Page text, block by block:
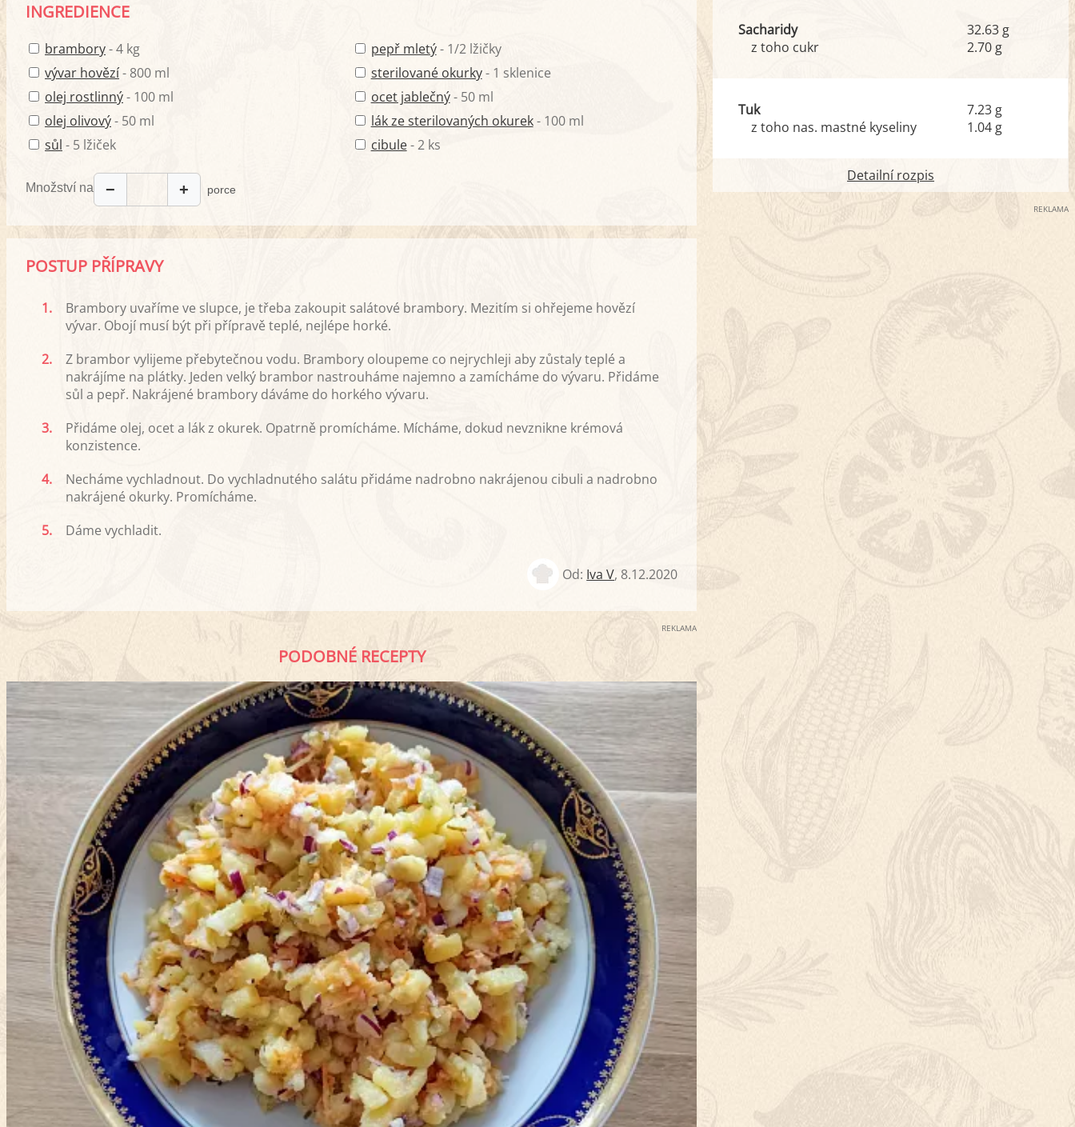
INGREDIENCE
brambory- 4 kg
vývar hovězí- 800 ml
olej rostlinný- 100 ml
olej olivový- 50 ml
sůl - 5 lžiček
pepř mletý- 1/2 lžičky
sterilované okurky- 1 sklenice
ocet jablečný- 50 ml
lák ze sterilovaných okurek- 100 ml
cibule- 2 ks
Množství na − + porce
POSTUP PŘÍPRAVY
1.
Brambory uvaříme ve slupce, je třeba zakoupit salátové brambory. Mezitím si ohřejeme hovězí
vývar. Obojí musí být při přípravě teplé, nejlépe horké.
2.
Z brambor vylijeme přebytečnou vodu. Brambory oloupeme co nejrychleji aby zůstaly teplé a
nakrájíme na plátky. Jeden velký brambor nastrouháme najemno a zamícháme do vývaru. Přidáme
sůl a pepř. Nakrájené brambory dáváme do horkého vývaru.
3.
Přidáme olej, ocet a lák z okurek. Opatrně promícháme. Mícháme, dokud nevznikne krémová
konzistence.
4.
Necháme vychladnout. Do vychladnutého salátu přidáme nadrobno nakrájenou cibuli a nadrobno
nakrájené okurky. Promícháme.
5.
Dáme vychladit.
Od: Iva V,8.12.2020
REKLAMA
PODOBNÉ RECEPTY
Sacharidy
z toho cukr
32.63 g
2.70 g
Tuk
z toho nas. mastné kyseliny
7.23 g
1.04 g
Detailní rozpis
REKLAMA